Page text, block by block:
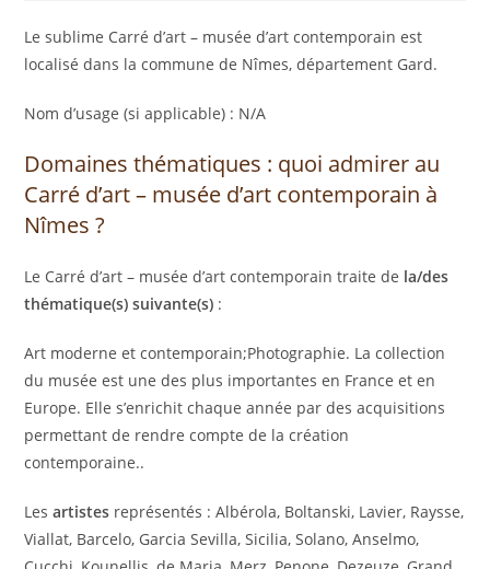
Le sublime Carré d’art – musée d’art contemporain est
localisé dans la commune de Nîmes, département Gard.
Nom d’usage (si applicable) : N/A
Domaines thématiques : quoi admirer au
Carré d’art – musée d’art contemporain à
Nîmes ?
Le Carré d’art – musée d’art contemporain traite de la/des
thématique(s) suivante(s) :
Art moderne et contemporain;Photographie. La collection
du musée est une des plus importantes en France et en
Europe. Elle s’enrichit chaque année par des acquisitions
permettant de rendre compte de la création
contemporaine..
Lesartistes représentés : Albérola, Boltanski, Lavier, Raysse,
Viallat, Barcelo, Garcia Sevilla, Sicilia, Solano, Anselmo,